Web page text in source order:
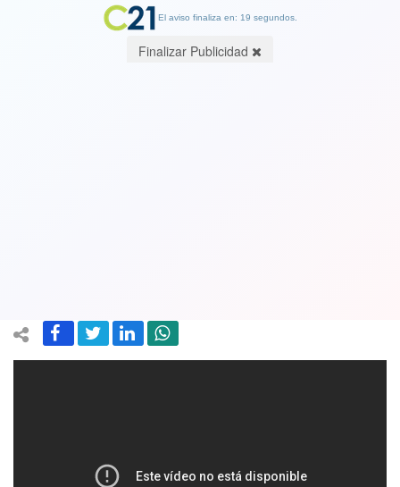
El aviso finaliza en: 19 segundos.
Finalizar Publicidad